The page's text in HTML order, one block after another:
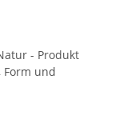
- Produkt
Form und